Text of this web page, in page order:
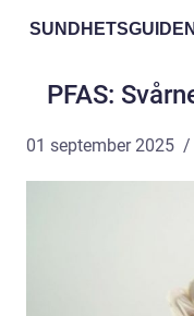
PFAS:
01 september 2025